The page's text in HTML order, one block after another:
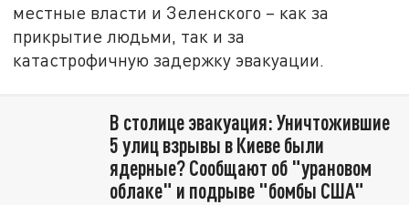
местные власти и Зеленского – как за
прикрытие людьми, так и за
катастрофичную задержку эвакуации.
В столице эвакуация: Уничтожившие
5 улиц взрывы в Киеве были
ядерные? Сообщают об "урановом
облаке" и подрыве "бомбы США"